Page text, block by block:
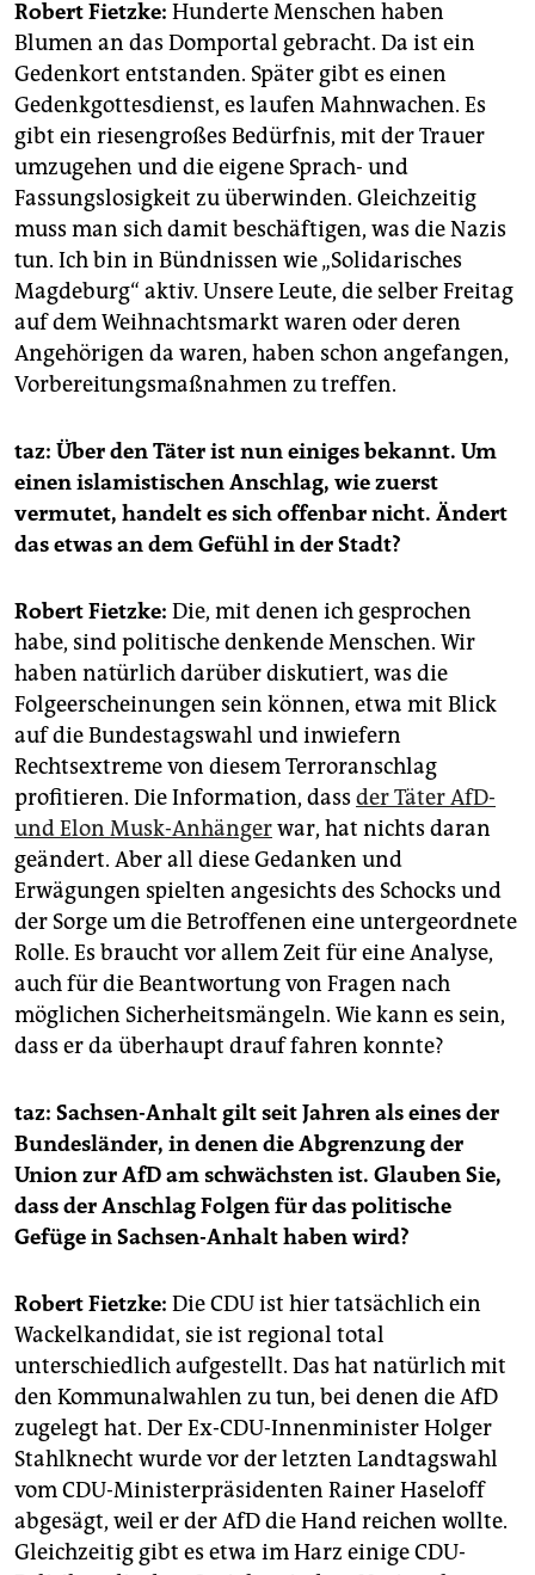
Robert Fietzke: Hunderte Menschen haben
Blumen an das Domportal gebracht. Da ist ein
Gedenkort entstanden. Später gibt es einen
Gedenkgottesdienst, es laufen Mahnwachen. Es
gibt ein riesengroßes Bedürfnis, mit der Trauer
umzugehen und die eigene Sprach- und
Fassungslosigkeit zu überwinden. Gleichzeitig
muss man sich damit beschäftigen, was die Nazis
tun. Ich bin in Bündnissen wie „Solidarisches
Magdeburg“ aktiv. Unsere Leute, die selber Freitag
auf dem Weihnachtsmarkt waren oder deren
Angehörigen da waren, haben schon angefangen,
Vorbereitungsmaßnahmen zu treffen.
taz: Über den Täter ist nun einiges bekannt. Um
einen islamistischen Anschlag, wie zuerst
vermutet, handelt es sich offenbar nicht. Ändert
das etwas an dem Gefühl in der Stadt?
Robert Fietzke: Die, mit denen ich gesprochen
habe, sind politische denkende Menschen. Wir
haben natürlich darüber diskutiert, was die
Folgeerscheinungen sein können, etwa mit Blick
auf die Bundestagswahl und inwiefern
Rechtsextreme von diesem Terroranschlag
profitieren. Die Information, dass der Täter AfD-
und Elon Musk-Anhängerwar, hat nichts daran
geändert. Aber all diese Gedanken und
Erwägungen spielten angesichts des Schocks und
der Sorge um die Betroffenen eine untergeordnete
Rolle. Es braucht vor allem Zeit für eine Analyse,
auch für die Beantwortung von Fragen nach
möglichen Sicherheitsmängeln. Wie kann es sein,
dass er da überhaupt drauf fahren konnte?
taz: Sachsen-Anhalt gilt seit Jahren als eines der
Bundesländer, in denen die Abgrenzung der
Union zur AfD am schwächsten ist. Glauben Sie,
dass der Anschlag Folgen für das politische
Gefüge in Sachsen-Anhalt haben wird?
Robert Fietzke: Die CDU ist hier tatsächlich ein
Wackelkandidat, sie ist regional total
unterschiedlich aufgestellt. Das hat natürlich mit
den Kommunalwahlen zu tun, bei denen die AfD
zugelegt hat. Der Ex-CDU-Innenminister Holger
Stahlknecht wurde vor der letzten Landtagswahl
vom CDU-Ministerpräsidenten Rainer Haseloff
abgesägt, weil er der AfD die Hand reichen wollte.
Gleichzeitig gibt es etwa im Harz einige CDU-